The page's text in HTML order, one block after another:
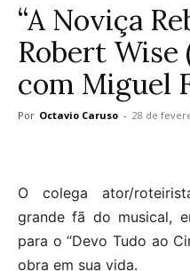
“A Noviça
Robert
com Miguel
Por Octavio Caruso - 28 de
O colega ator/
grande fã do musical,
para o “Devo Tudo ao
obra em sua vida.